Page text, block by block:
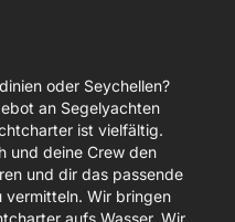
oder Seychellen?
an Segelyachten
ist vielfältig.
und deine Crew den
und dir das passende
vermitteln. Wir bringen
aufs Wasser. Wir